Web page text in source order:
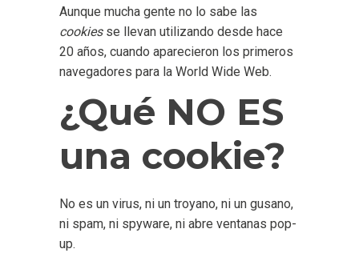
Aunque mucha gente no lo sabe las
cookiesse llevan utilizando desde hace
20 años, cuando aparecieron los primeros
navegadores para la World Wide Web.
¿Qué NO ES
una cookie?
No es un virus, ni un troyano, ni un gusano,
ni spam, ni spyware, ni abre ventanas pop-
up.